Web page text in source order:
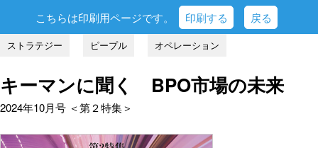
こちらは印刷用ページです。 印刷する 戻る
ストラテジー ピープル オペレーション
キーマンに聞く BPO市場の未来
2024年10月号 ＜第２特集＞